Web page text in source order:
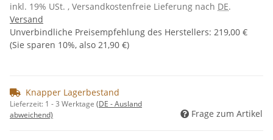
inkl. 19% USt. , Versandkostenfreie Lieferung nach DE.
Versand
Unverbindliche Preisempfehlung des Herstellers: 219,00 €
(Sie sparen 10%, also 21,90 €)
Knapper Lagerbestand
Lieferzeit: 1 - 3 Werktage (DE - Ausland
abweichend)
Frage zum Artikel